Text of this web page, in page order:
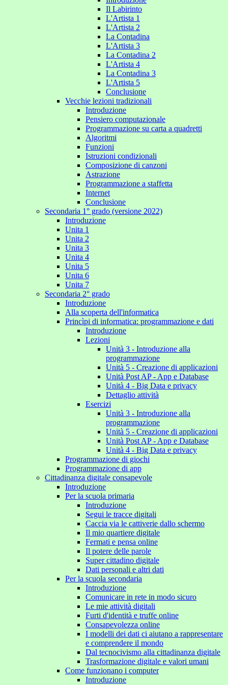
Il Labirinto
L'Artista 1
L'Artista 2
La Contadina
L'Artista 3
La Contadina 2
L'Artista 4
La Contadina 3
L'Artista 5
Conclusione
Vecchie lezioni tradizionali
Introduzione
Pensiero computazionale
Programmazione su carta a quadretti
Algoritmi
Funzioni
Istruzioni condizionali
Composizione di canzoni
Astrazione
Programmazione a staffetta
Internet
Conclusione
Secondaria 1° grado (versione 2022)
Introduzione
Unita 1
Unita 2
Unita 3
Unita 4
Unita 5
Unita 6
Unita 7
Secondaria 2° grado
Introduzione
Alla scoperta dell'informatica
Princìpi di informatica: programmazione e dati
Introduzione
Lezioni
Unità 3 - Introduzione alla
programmazione
Unità 5 - Creazione di applicazioni
Unità Post AP - App e Database
Unità 4 - Big Data e privacy
Dettaglio attività
Esercizi
Unità 3 - Introduzione alla
programmazione
Unità 5 - Creazione di applicazioni
Unità Post AP - App e Database
Unità 4 - Big Data e privacy
Programmazione di giochi
Programmazione di app
Cittadinanza digitale consapevole
Introduzione
Per la scuola primaria
Introduzione
Segui le tracce digitali
Caccia via le cattiverie dallo schermo
Il mio quartiere digitale
Fermati e pensa online
Il potere delle parole
Super cittadino digitale
Dati personali e altri dati
Per la scuola secondaria
Introduzione
Comunicare in rete in modo sicuro
Le mie attività digitali
Furti d'identità e truffe online
Consapevolezza online
I modelli dei dati ci aiutano a rappresentare
e comprendere il mondo
Dal tecnocivismo alla cittadinanza digitale
Trasformazione digitale e valori umani
Come funzionano i computer
Introduzione